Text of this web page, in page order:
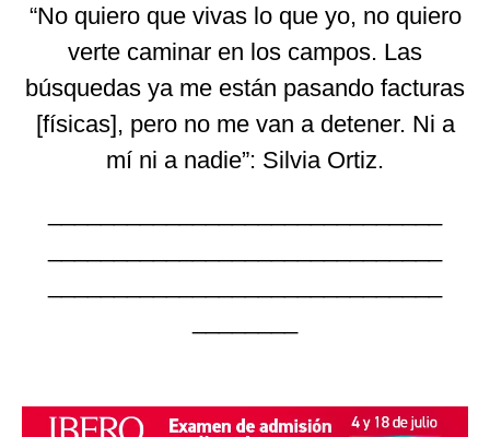
“No quiero que vivas lo que yo, no quiero
verte caminar en los campos. Las
búsquedas ya me están pasando facturas
[físicas], pero no me van a detener. Ni a
mí ni a nadie”: Silvia Ortiz.